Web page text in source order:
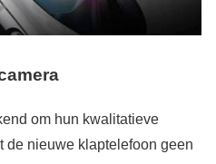
om hun kwalitatieve
de nieuwe klaptelefoon geen